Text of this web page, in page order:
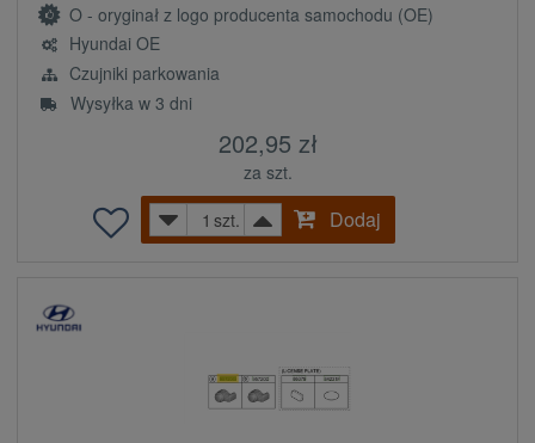
O - oryginał z logo producenta samochodu (OE)
Hyundai OE
Czujniki parkowania
Wysyłka w 3 dni
202,95 zł
za szt.
szt.
Dodaj